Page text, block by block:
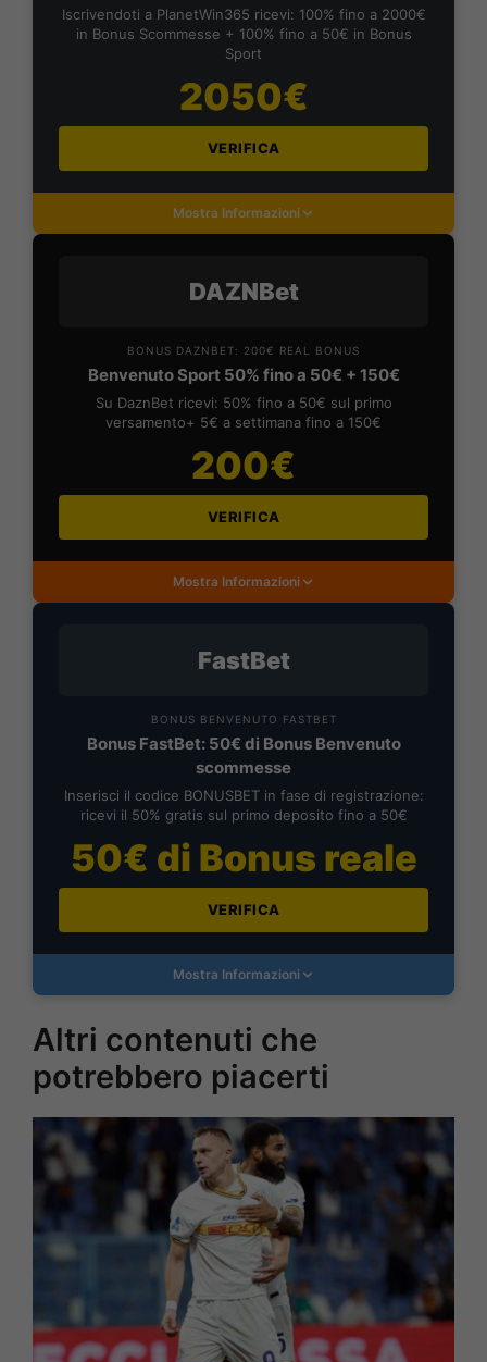
Iscrivendoti a PlanetWin365 ricevi: 100% fino a 2000€
in Bonus Scommesse + 100% fino a 50€ in Bonus
Sport
2050€
VERIFICA
Mostra Informazioni
DAZNBet
BONUS DAZNBET: 200€ REAL BONUS
Benvenuto Sport 50% fino a 50€ + 150€
Su DaznBet ricevi: 50% fino a 50€ sul primo
versamento+ 5€ a settimana fino a 150€
200€
VERIFICA
Mostra Informazioni
FastBet
BONUS BENVENUTO FASTBET
Bonus FastBet: 50€ di Bonus Benvenuto
scommesse
Inserisci il codice BONUSBET in fase di registrazione:
ricevi il 50% gratis sul primo deposito fino a 50€
50€ di Bonus reale
VERIFICA
Mostra Informazioni
Altri contenuti che
potrebbero piacerti